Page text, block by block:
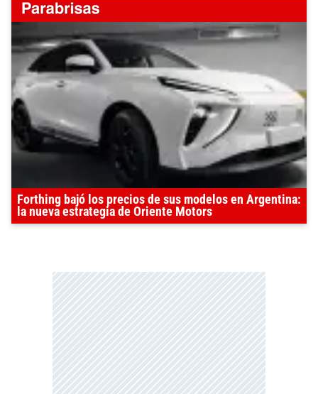
Forthing bajó los precios de sus modelos en Argentina:
la nueva estrategia de Oriente Motors